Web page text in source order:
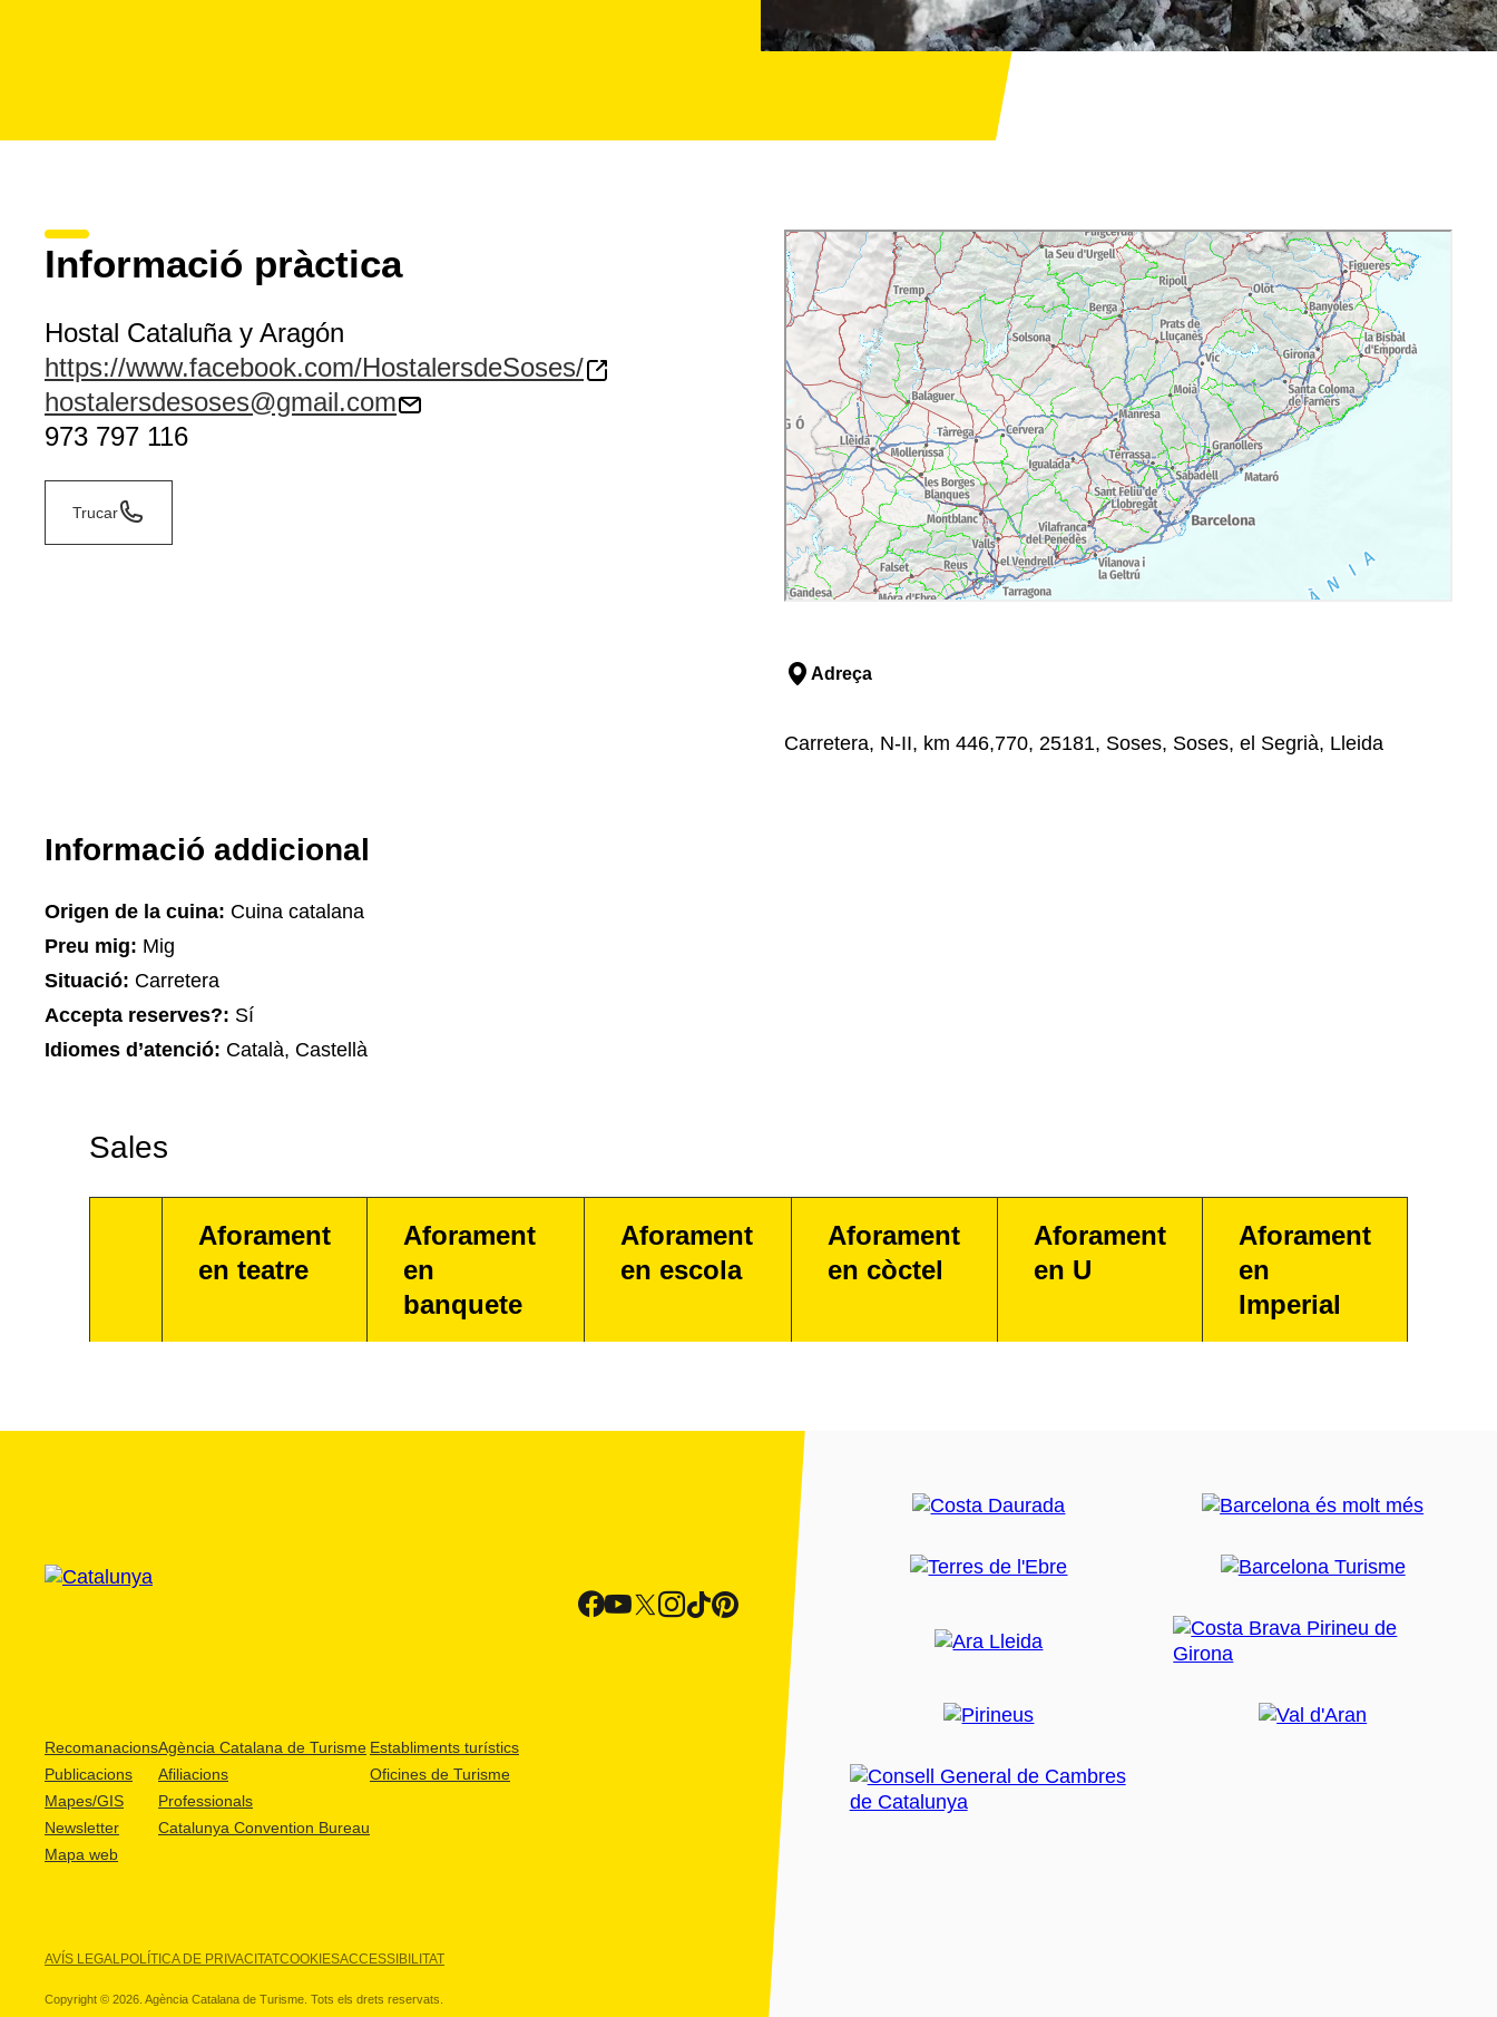
Informació pràctica
Hostal Cataluña y Aragón
https://www.facebook.com/HostalersdeSoses/
hostalersdesoses@gmail.com
973 797 116
Trucar
Adreça
Carretera, N-II, km 446,770, 25181, Soses, Soses, el Segrià, Lleida
Informació addicional
Origen de la cuina: Cuina catalana
Preu mig: Mig
Situació: Carretera
Accepta reserves?: Sí
Idiomes d’atenció: Català, Castellà
Sales
Aforament
en teatre
Aforament
en
banquete
Aforament
en escola
Aforament
en còctel
Aforament
en U
Aforament
en
Imperial
Recomanacions
Publicacions
Mapes/GIS
Newsletter
Mapa web
Agència Catalana de Turisme
Afiliacions
Professionals
Catalunya Convention Bureau
Establiments turístics
Oficines de Turisme
AVÍS LEGALPOLÍTICA DE PRIVACITATCOOKIESACCESSIBILITAT
Copyright © 2026. Agència Catalana de Turisme. Tots els drets reservats.